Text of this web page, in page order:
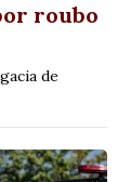
roubo
de